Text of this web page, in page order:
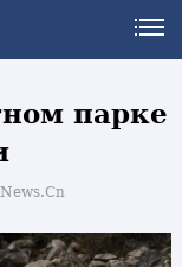
парке